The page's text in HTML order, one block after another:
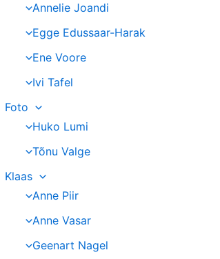
Annelie Joandi
Egge Edussaar-Harak
Ene Voore
Ivi Tafel
Foto
Huko Lumi
Tõnu Valge
Klaas
Anne Piir
Anne Vasar
Geenart Nagel